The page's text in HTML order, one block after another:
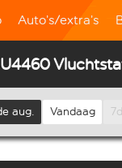
Auto’s/extra’s
aug. Vandaag